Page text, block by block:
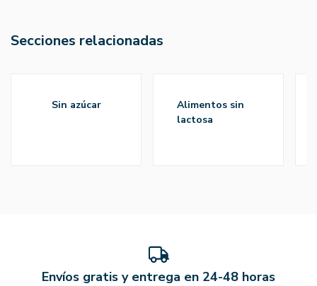
Secciones relacionadas
sin azúcar
alimentos sin
lactosa
Envíos gratis y entrega en 24-48 horas